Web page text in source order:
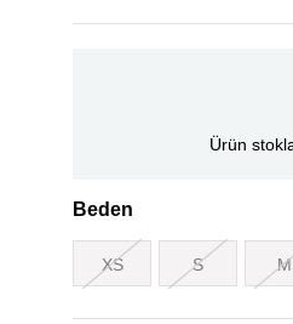
Ürün
Beden
XS S M